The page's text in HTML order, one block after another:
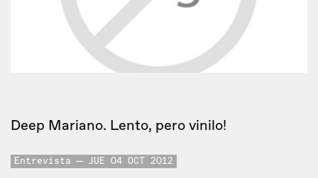
Deep Mariano. Lento, pero vinilo!
Entrevista JUE 04 OCT 2012